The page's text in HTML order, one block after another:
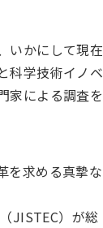
いかにして現在
科学技術イノベ
家による調査を
を求める真摯な
JISTEC）が総